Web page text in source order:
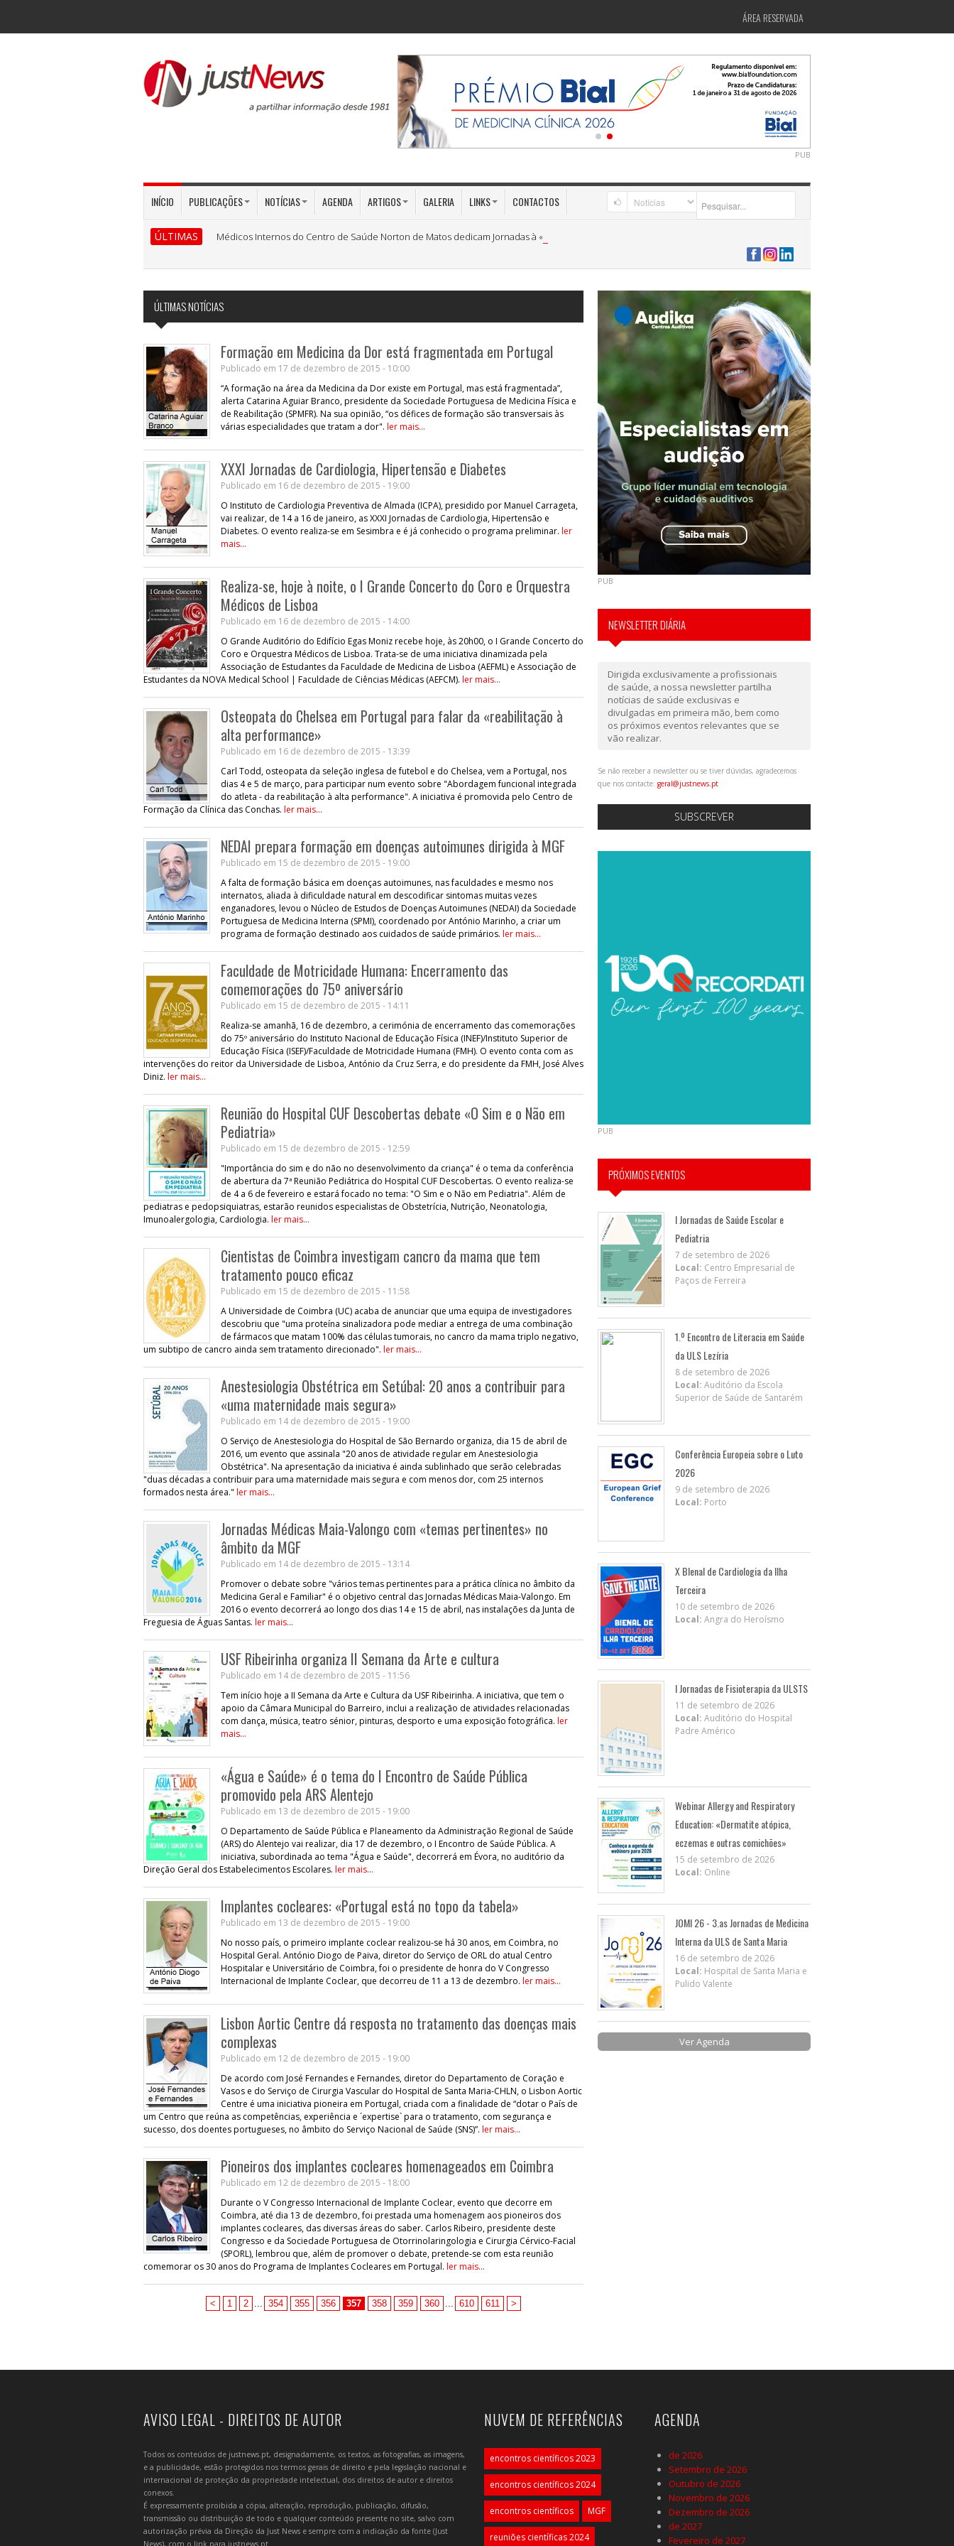
ÁREA RESERVADA
PUB
INÍCIO PUBLICAÇÕES NOTÍCIAS AGENDA ARTIGOS GALERIA LINKS CONTACTOS
ÚLTIMAS Médicos Internos do Centro de Saúde Norton de Matos dedicam Jornadas à «Medicina Preventiva»
ÚLTIMAS NOTÍCIAS
Formação em Medicina da Dor está fragmentada em Portugal
Publicado em 17 de dezembro de 2015 - 10:00
“A formação na área da Medicina da Dor existe em Portugal, mas está fragmentada”,
alerta Catarina Aguiar Branco, presidente da Sociedade Portuguesa de Medicina Física e
de Reabilitação (SPMFR). Na sua opinião, “os défices de formação são transversais às
várias especialidades que tratam a dor". ler mais...
XXXI Jornadas de Cardiologia, Hipertensão e Diabetes
Publicado em 16 de dezembro de 2015 - 19:00
O Instituto de Cardiologia Preventiva de Almada (ICPA), presidido por Manuel Carrageta,
vai realizar, de 14 a 16 de janeiro, as XXXI Jornadas de Cardiologia, Hipertensão e
Diabetes. O evento realiza-se em Sesimbra e é já conhecido o programa preliminar. ler
mais...
Realiza-se, hoje à noite, o I Grande Concerto do Coro e Orquestra
Médicos de Lisboa
Publicado em 16 de dezembro de 2015 - 14:00
O Grande Auditório do Edifício Egas Moniz recebe hoje, às 20h00, o I Grande Concerto do
Coro e Orquestra Médicos de Lisboa. Trata-se de uma iniciativa dinamizada pela
Associação de Estudantes da Faculdade de Medicina de Lisboa (AEFML) e Associação de
Estudantes da NOVA Medical School | Faculdade de Ciências Médicas (AEFCM). ler mais...
Osteopata do Chelsea em Portugal para falar da «reabilitação à
alta performance»
Publicado em 16 de dezembro de 2015 - 13:39
Carl Todd, osteopata da seleção inglesa de futebol e do Chelsea, vem a Portugal, nos
dias 4 e 5 de março, para participar num evento sobre "Abordagem funcional integrada
do atleta - da reabilitação à alta performance". A iniciativa é promovida pelo Centro de
Formação da Clínica das Conchas. ler mais...
NEDAI prepara formação em doenças autoimunes dirigida à MGF
Publicado em 15 de dezembro de 2015 - 19:00
A falta de formação básica em doenças autoimunes, nas faculdades e mesmo nos
internatos, aliada à dificuldade natural em descodificar sintomas muitas vezes
enganadores, levou o Núcleo de Estudos de Doenças Autoimunes (NEDAI) da Sociedade
Portuguesa de Medicina Interna (SPMI), coordenado por António Marinho, a criar um
programa de formação destinado aos cuidados de saúde primários. ler mais...
Faculdade de Motricidade Humana: Encerramento das
comemorações do 75º aniversário
Publicado em 15 de dezembro de 2015 - 14:11
Realiza-se amanhã, 16 de dezembro, a cerimónia de encerramento das comemorações
do 75º aniversário do Instituto Nacional de Educação Física (INEF)/Instituto Superior de
Educação Física (ISEF)/Faculdade de Motricidade Humana (FMH). O evento conta com as
intervenções do reitor da Universidade de Lisboa, António da Cruz Serra, e do presidente da FMH, José Alves
Diniz. ler mais...
Reunião do Hospital CUF Descobertas debate «O Sim e o Não em
Pediatria»
Publicado em 15 de dezembro de 2015 - 12:59
"Importância do sim e do não no desenvolvimento da criança" é o tema da conferência
de abertura da 7ª Reunião Pediátrica do Hospital CUF Descobertas. O evento realiza-se
de 4 a 6 de fevereiro e estará focado no tema: "O Sim e o Não em Pediatria". Além de
pediatras e pedopsiquiatras, estarão reunidos especialistas de Obstetrícia, Nutrição, Neonatologia,
Imunoalergologia, Cardiologia. ler mais...
Cientistas de Coimbra investigam cancro da mama que tem
tratamento pouco eficaz
Publicado em 15 de dezembro de 2015 - 11:58
A Universidade de Coimbra (UC) acaba de anunciar que uma equipa de investigadores
descobriu que "uma proteína sinalizadora pode mediar a entrega de uma combinação
de fármacos que matam 100% das células tumorais, no cancro da mama triplo negativo,
um subtipo de cancro ainda sem tratamento direcionado". ler mais...
Anestesiologia Obstétrica em Setúbal: 20 anos a contribuir para
«uma maternidade mais segura»
Publicado em 14 de dezembro de 2015 - 19:00
O Serviço de Anestesiologia do Hospital de São Bernardo organiza, dia 15 de abril de
2016, um evento que assinala "20 anos de atividade regular em Anestesiologia
Obstétrica". Na apresentação da iniciativa é ainda sublinhado que serão celebradas
"duas décadas a contribuir para uma maternidade mais segura e com menos dor, com 25 internos
formados nesta área." ler mais...
Jornadas Médicas Maia-Valongo com «temas pertinentes» no
âmbito da MGF
Publicado em 14 de dezembro de 2015 - 13:14
Promover o debate sobre "vários temas pertinentes para a prática clínica no âmbito da
Medicina Geral e Familiar" é o objetivo central das Jornadas Médicas Maia-Valongo. Em
2016 o evento decorrerá ao longo dos dias 14 e 15 de abril, nas instalações da Junta de
Freguesia de Águas Santas. ler mais...
USF Ribeirinha organiza II Semana da Arte e cultura
Publicado em 14 de dezembro de 2015 - 11:56
Tem início hoje a II Semana da Arte e Cultura da USF Ribeirinha. A iniciativa, que tem o
apoio da Câmara Municipal do Barreiro, inclui a realização de atividades relacionadas
com dança, música, teatro sénior, pinturas, desporto e uma exposição fotográfica. ler
mais...
«Água e Saúde» é o tema do I Encontro de Saúde Pública
promovido pela ARS Alentejo
Publicado em 13 de dezembro de 2015 - 19:00
O Departamento de Saúde Pública e Planeamento da Administração Regional de Saúde
(ARS) do Alentejo vai realizar, dia 17 de dezembro, o I Encontro de Saúde Pública. A
iniciativa, subordinada ao tema "Água e Saúde", decorrerá em Évora, no auditório da
Direção Geral dos Estabelecimentos Escolares. ler mais...
Implantes cocleares: «Portugal está no topo da tabela»
Publicado em 13 de dezembro de 2015 - 19:00
No nosso país, o primeiro implante coclear realizou-se há 30 anos, em Coimbra, no
Hospital Geral. António Diogo de Paiva, diretor do Serviço de ORL do atual Centro
Hospitalar e Universitário de Coimbra, foi o presidente de honra do V Congresso
Internacional de Implante Coclear, que decorreu de 11 a 13 de dezembro. ler mais...
Lisbon Aortic Centre dá resposta no tratamento das doenças mais
complexas
Publicado em 12 de dezembro de 2015 - 19:00
De acordo com José Fernandes e Fernandes, diretor do Departamento de Coração e
Vasos e do Serviço de Cirurgia Vascular do Hospital de Santa Maria-CHLN, o Lisbon Aortic
Centre é uma iniciativa pioneira em Portugal, criada com a finalidade de “dotar o País de
um Centro que reúna as competências, experiência e ´expertise` para o tratamento, com segurança e
sucesso, dos doentes portugueses, no âmbito do Serviço Nacional de Saúde (SNS)”. ler mais...
Pioneiros dos implantes cocleares homenageados em Coimbra
Publicado em 12 de dezembro de 2015 - 18:00
Durante o V Congresso Internacional de Implante Coclear, evento que decorre em
Coimbra, até dia 13 de dezembro, foi prestada uma homenagem aos pioneiros dos
implantes cocleares, das diversas áreas do saber. Carlos Ribeiro, presidente deste
Congresso e da Sociedade Portuguesa de Otorrinolaringologia e Cirurgia Cérvico-Facial
(SPORL), lembrou que, além de promover o debate, pretende-se com esta reunião
comemorar os 30 anos do Programa de Implantes Cocleares em Portugal. ler mais...
< 1 2 354 355 356 357 358 359 360 610 611 >
PUB
NEWSLETTER DIÁRIA
Dirigida exclusivamente a profissionais
de saúde, a nossa newsletter partilha
notícias de saúde exclusivas e
divulgadas em primeira mão, bem como
os próximos eventos relevantes que se
vão realizar.
Se não receber a newsletter ou se tiver dúvidas, agradecemos
que nos contacte: geral@justnews.pt
SUBSCREVER
PUB
PRÓXIMOS EVENTOS
I Jornadas de Saúde Escolar e
Pediatria
7 de setembro de 2026
Local: Centro Empresarial de
Paços de Ferreira
1.º Encontro de Literacia em Saúde
da ULS Lezíria
8 de setembro de 2026
Local: Auditório da Escola
Superior de Saúde de Santarém
Conferência Europeia sobre o Luto
2026
9 de setembro de 2026
Local: Porto
X BIenal de Cardiologia da Ilha
Terceira
10 de setembro de 2026
Local: Angra do Heroísmo
I Jornadas de Fisioterapia da ULSTS
11 de setembro de 2026
Local: Auditório do Hospital
Padre Américo
Webinar Allergy and Respiratory
Education: «Dermatite atópica,
eczemas e outras comichões»
15 de setembro de 2026
Local: Online
JOMI 26 - 3.as Jornadas de Medicina
Interna da ULS de Santa Maria
16 de setembro de 2026
Local: Hospital de Santa Maria e
Pulido Valente
Ver Agenda
AVISO LEGAL - DIREITOS DE AUTOR
Todos os conteúdos de justnews.pt, designadamente, os textos, as fotografias, as imagens,
e a publicidade, estão protegidos nos termos gerais de direito e pela legislação nacional e
internacional de proteção da propriedade intelectual, dos direitos de autor e direitos
conexos.
É expressamente proibida a cópia, alteração, reprodução, publicação, difusão,
transmissão ou distribuição de todo e qualquer conteúdo presente no site, salvo com
autorização prévia da Direção da Just News e sempre com a indicação da fonte (Just
News), com o link para justnews.pt.
NUVEM DE REFERÊNCIAS
encontros científicos 2023
encontros científicos 2024
encontros científicos MGF
reuniões científicas 2024
AGENDA
de 2026
Setembro de 2026
Outubro de 2026
Novembro de 2026
Dezembro de 2026
de 2027
Fevereiro de 2027